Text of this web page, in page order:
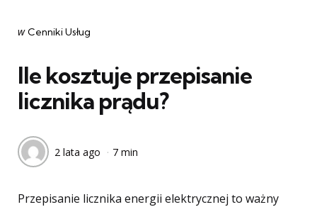
Categories
post
w Cenniki Usług
Ile kosztuje przepisanie
licznika prądu?
2 lata ago 7 min
Przepisanie licznika energii elektrycznej to ważny